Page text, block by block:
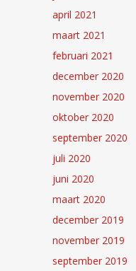
april 2021
maart 2021
februari 2021
december 2020
november 2020
oktober 2020
september 2020
juli 2020
juni 2020
maart 2020
december 2019
november 2019
september 2019